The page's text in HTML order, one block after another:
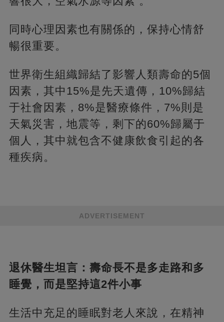
同時心理因素也有關係的，保持心情舒
暢很重要。
世界衛生組織歸結了影響人類壽命的5個
因素，其中15%是先天遺傳，10%歸結
于社會因素，8%是醫療條件，7%則是
天氣災害，地震等，剩下的60%歸屬于
個人，其中就包含不健康飲食引起的各
種疾病。
ADVERTISEMENT
退休醫生坦言：壽命長不是多走路和多
睡覺，而是堅持這2件小事
生活中充足的睡眠對老人來說，在精神